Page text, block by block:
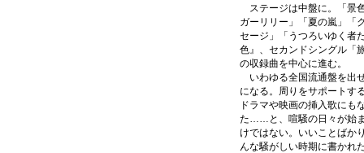
ステージは中盤に。「景
ガーリリー」「夏の嵐」「
セージ」「うつろいゆく者
色』、セカンドシングル「
の収録曲を中心に進む。
いわゆる全国流通盤を出
になる。周りをサポートす
ドラマや映画の挿入歌にも
た……と、喧騒の日々が始
けではない。いいことばか
んな騒がしい時期に書かれ